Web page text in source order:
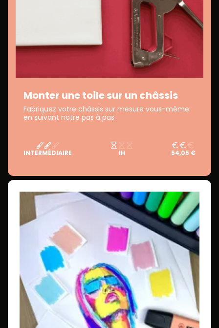
Monter une toile sur un châssis
Fabriquez votre châssis sur mesure vous-même
en suivant notre pas à pas.
INTERMÉDIAIRE 1H 54,05 €